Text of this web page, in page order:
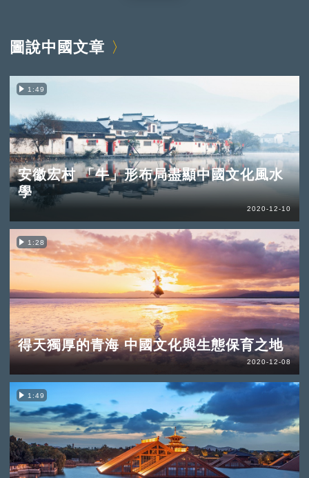
圖說中國文章
1:49
安徽宏村 「牛」形布局盡顯中國文化風水
學
2020-12-10
1:28
得天獨厚的青海 中國文化與生態保育之地
2020-12-08
1:49